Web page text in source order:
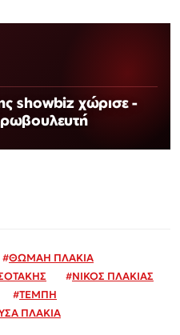
showbiz χώρισε -
#ΘΩΜΑΗ ΠΛΑΚΙΑ
#ΝΙΚΟΣ ΠΛΑΚΙΑΣ
#ΤΕΜΠΗ
ΠΛΑΚΙΑ